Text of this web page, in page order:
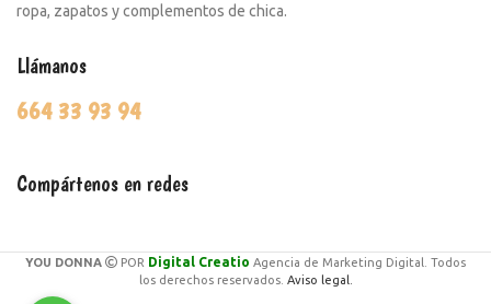
ropa, zapatos y complementos de chica.
Llámanos
664 33 93 94
Compártenos en redes
YOU DONNA POR Digital Creatio Agencia de Marketing Digital. Todos
los derechos reservados. Aviso legal.